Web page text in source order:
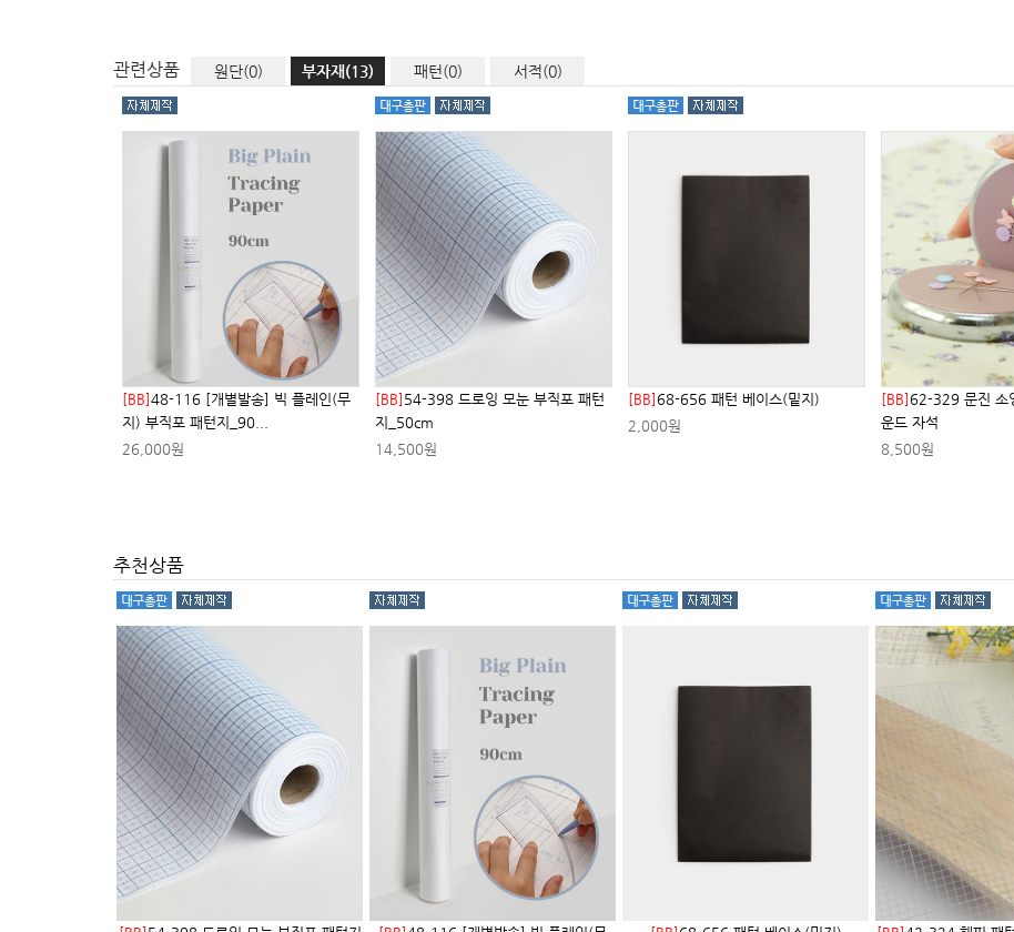
관련상품 원단(0) 부자재(13) 패턴(0) 서적(0)
[BB]48-116 [개별발송] 빅 플레인(무
지) 부직포 패턴지_90...
26,000원
[BB] 54-398 드로잉 모눈 부직포 패턴
지_50cm
14,500원
[BB]68-656 패턴 베이스(밑지)
2,000원
[BB]62-329 문진 소
운드 자석
8,500원
추천상품